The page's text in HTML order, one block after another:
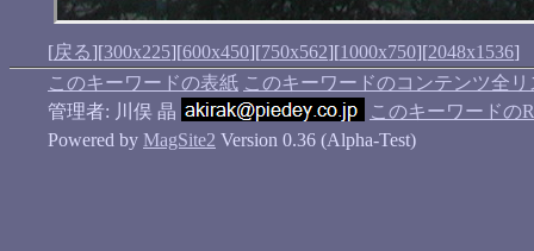
[戻る][300x225][600x450][750x562][1000x750][2048x1536]
このキーワードの表紙 このキーワードのコンテンツ全リ
管理者: 川俣 晶
このキーワードの
Powered by MagSite2 Version 0.36 (Alpha-Test)